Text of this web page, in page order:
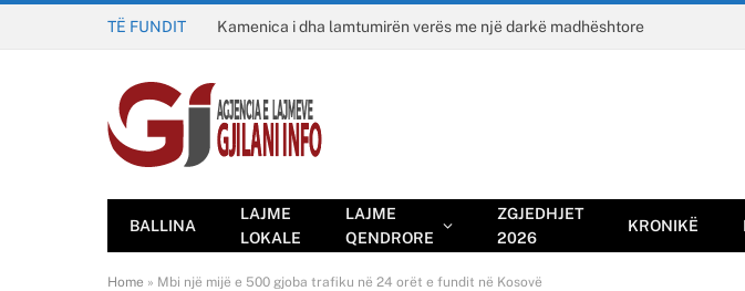
TË FUNDIT Kamenica i dha lamtumirën verës me një darkë madhështore
BALLINA
LAJME
LOKALE
LAJME
QENDRORE
ZGJEDHJET
2026
KRONIKË
Home » Mbi një mijë e 500 gjoba trafiku në 24 orët e fundit në Kosovë